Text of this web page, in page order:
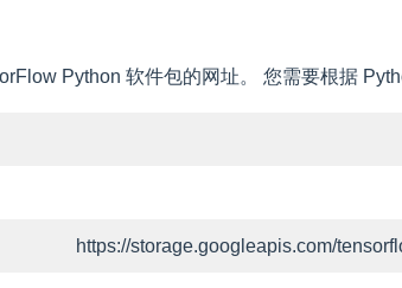
Python 软件包的网址。 您需要根据
https://storage.googleapis.com/